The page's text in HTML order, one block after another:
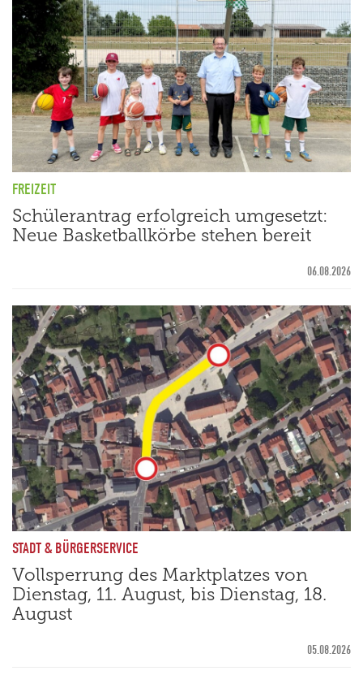
FREIZEIT
Schülerantrag erfolgreich umgesetzt:
Neue Basketballkörbe stehen bereit
06.08.2026
STADT & BÜRGERSERVICE
Vollsperrung des Marktplatzes von
Dienstag, 11. August, bis Dienstag, 18.
August
05.08.2026